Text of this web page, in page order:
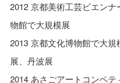
2012 京都美術工芸ビエン
物館で大規模展
2013 京都文化博物館で大
展、丹波展
2014 あさごアートコンペ